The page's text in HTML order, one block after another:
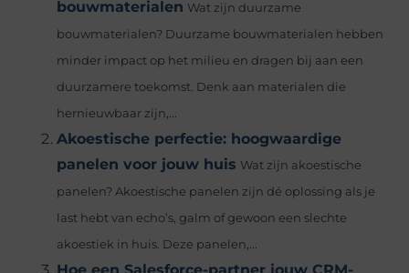
bouwmaterialen Wat zijn duurzame
bouwmaterialen? Duurzame bouwmaterialen hebben
minder impact op het milieu en dragen bij aan een
duurzamere toekomst. Denk aan materialen die
hernieuwbaar zijn,...
Akoestische perfectie: hoogwaardige
panelen voor jouw huis Wat zijn akoestische
panelen? Akoestische panelen zijn dé oplossing als je
last hebt van echo’s, galm of gewoon een slechte
akoestiek in huis. Deze panelen,...